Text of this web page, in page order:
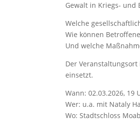
Gewalt in Kriegs- und
Welche
Wie können
Und welche
Der
einsetzt.
Wann: 02.03.2026, 19
Wer: u.a. mit Nataly
Wo: Stadtschloss